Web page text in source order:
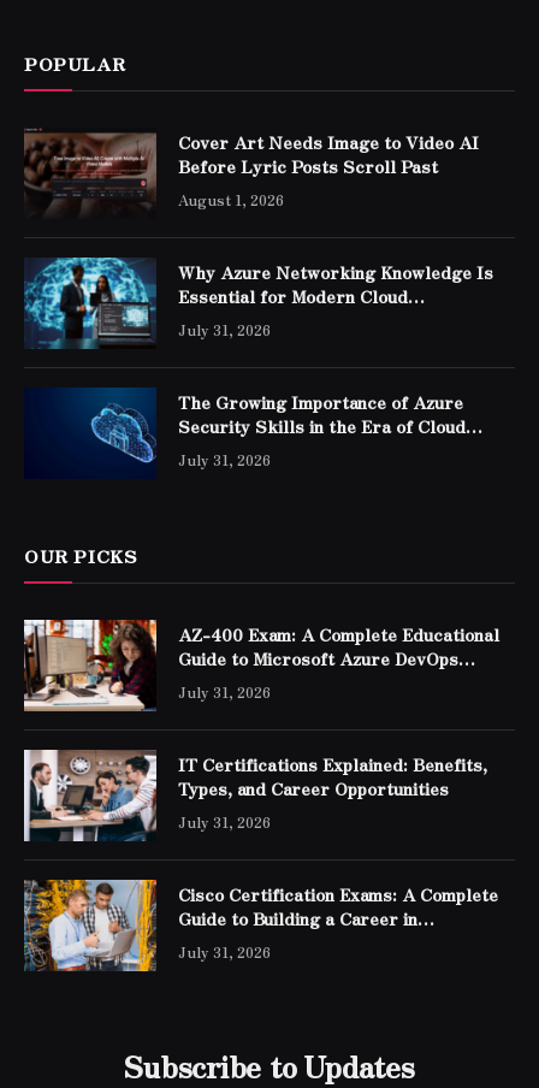
POPULAR
Cover Art Needs Image to Video AI
Before Lyric Posts Scroll Past
August 1, 2026
Why Azure Networking Knowledge Is
Essential for Modern Cloud
Professionals
July 31, 2026
The Growing Importance of Azure
Security Skills in the Era of Cloud
Computing
July 31, 2026
OUR PICKS
AZ-400 Exam: A Complete Educational
Guide to Microsoft Azure DevOps
Engineer Expert Certification
July 31, 2026
IT Certifications Explained: Benefits,
Types, and Career Opportunities
July 31, 2026
Cisco Certification Exams: A Complete
Guide to Building a Career in
Networking
July 31, 2026
Subscribe to Updates